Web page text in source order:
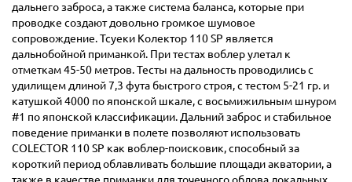
дальнего заброса, а также система баланса, которые при
проводке создают довольно громкое шумовое
сопровождение. Тсуеки Колектор 110 SP является
дальнобойной приманкой. При тестах воблер улетал к
отметкам 45-50 метров. Тесты на дальность проводились с
удилищем длиной 7,3 фута быстрого строя, с тестом 5-21 гр. и
катушкой 4000 по японской шкале, с восьмижильным шнуром
#1 по японской классификации. Дальний заброс и стабильное
поведение приманки в полете позволяют использовать
COLECTOR 110 SP как воблер-поисковик, способный за
короткий период облавливать большие площади акватории, а